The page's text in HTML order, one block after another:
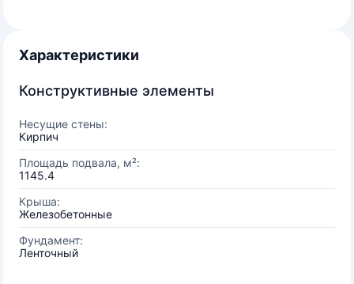
Характеристики
Конструктивные элементы
Несущие стены:
Кирпич
Площадь подвала, м²:
1145.4
Крыша:
Железобетонные
Фундамент:
Ленточный